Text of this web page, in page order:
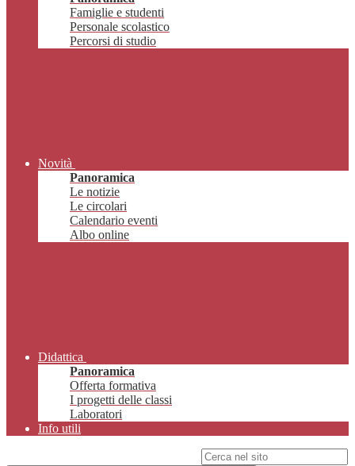
Famiglie e studenti
Personale scolastico
Percorsi di studio
Novità
Panoramica
Le notizie
Le circolari
Calendario eventi
Albo online
Didattica
Panoramica
Offerta formativa
I progetti delle classi
Laboratori
Info utili